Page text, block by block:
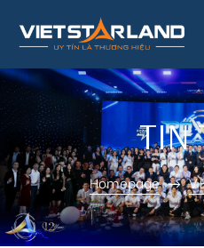
TIN
Homepage V
Vinh